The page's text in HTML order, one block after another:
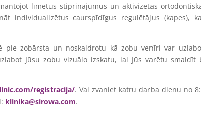
līmētus stiprinājumus un aktivizētas
individualizētus caurspīdīgus regulētājus (kapes),
pie zobārsta un noskaidrotu kā zobu venīri var
Jūsu zobu vizuālo izskatu, lai Jūs varētu smaidīt
registracija/. Vai zvaniet katru darba dienu no
klinika@sirowa.com.